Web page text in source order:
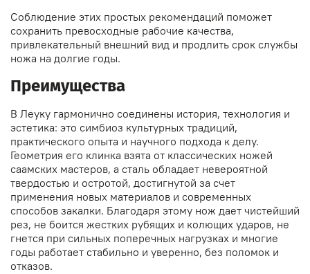
Соблюдение этих простых рекомендаций поможет
сохранить превосходные рабочие качества,
привлекательный внешний вид и продлить срок службы
ножа на долгие годы.
Преимущества
В Леуку гармонично соединены история, технология и
эстетика: это симбиоз культурных традиций,
практического опыта и научного подхода к делу.
Геометрия его клинка взята от классических ножей
саамских мастеров, а сталь обладает невероятной
твердостью и остротой, достигнутой за счет
применения новых материалов и современных
способов закалки. Благодаря этому нож дает чистейший
рез, не боится жестких рубящих и колющих ударов, не
гнется при сильных поперечных нагрузках и многие
годы работает стабильно и уверенно, без поломок и
отказов.